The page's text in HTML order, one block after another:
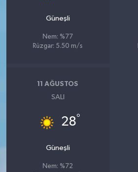
Güneşli
Nem: %77
Rüzgar: 5.50 m/s
11 AĞUSTOS
SALI
28°
Güneşli
Nem: %72